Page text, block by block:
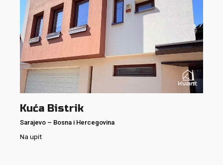
Kuća Bistrik
Sarajevo – Bosna i Hercegovina
Na upit